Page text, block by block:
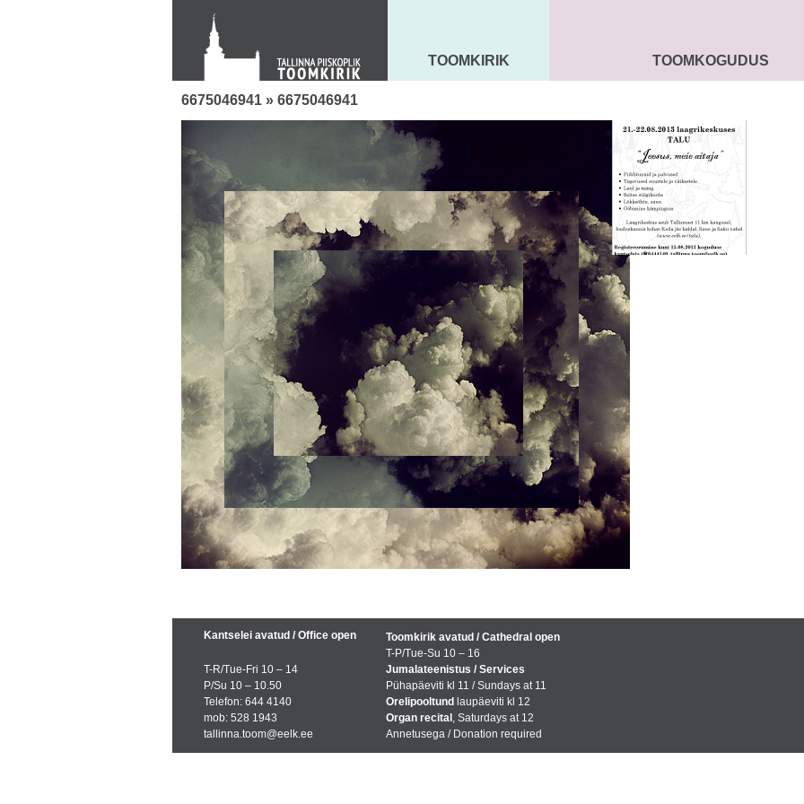
KONTAKT
Toom-Kooli 6, 10130 TALLINN
tallinna.toom@eelk.ee
MAARJA KIRIK
TOOMKIRIK SEENIORIDTOOMKOGUDUS
6675046941 » 6675046941
Kantselei avatud / Office open
T-R/Tue-Fri 10 – 14
P/Su 10 – 10.50
Telefon: 644 4140
mob: 528 1943
tallinna.toom@eelk.ee
Toomkirik avatud / Cathedral open
T-P/Tue-Su 10 – 16
Jumalateenistus / Services
Pühapäeviti kl 11 / Sundays at 11
Orelipooltund laupäeviti kl 12
Organ recital , Saturdays at 12
Annetusega / Donation required